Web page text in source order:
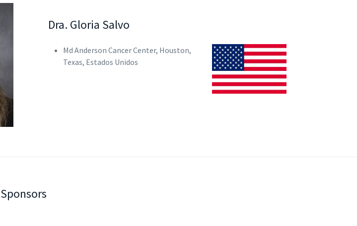
Dra. Gloria Salvo
Md Anderson Cancer Center, Houston,
Texas, Estados Unidos
Sponsors